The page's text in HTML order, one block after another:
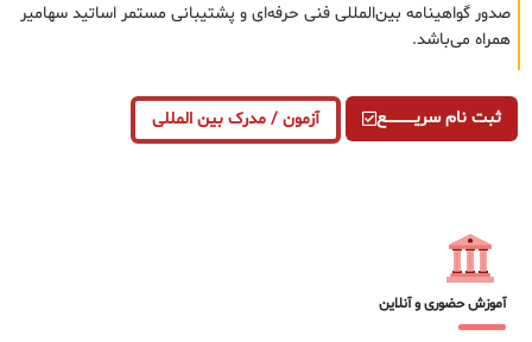
صدور گواهینامه بین‌المللی فنی حرفه‌ای و پشتیبانی مستمر اساتید سهامیر
همراه می‌باشد.
ثبت نام سریــــــــــــع آزمون / مدرک بین المللی
آموزش حضوری و آنلاین